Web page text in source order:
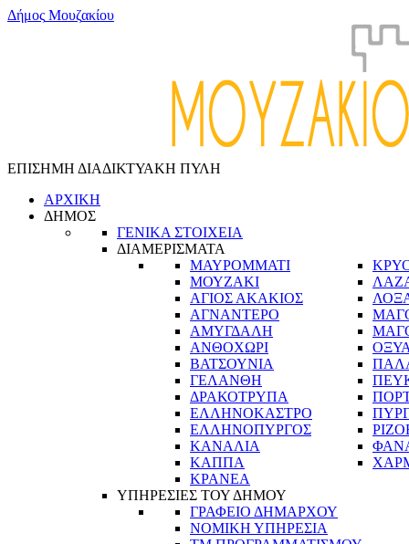
Δήμος Μουζακίου
ΕΠΙΣΗΜΗ ΔΙΑΔΙΚΤΥΑΚΗ ΠΥΛΗ
ΑΡΧΙΚΗ
ΔΗΜΟΣ
ΓΕΝΙΚΑ ΣΤΟΙΧΕΙΑ
ΔΙΑΜΕΡΙΣΜΑΤΑ
ΜΑΥΡΟΜΜΑΤΙ
ΜΟΥΖΑΚΙ
ΑΓΙΟΣ ΑΚΑΚΙΟΣ
ΑΓΝΑΝΤΕΡΟ
ΑΜΥΓΔΑΛΗ
ΑΝΘΟΧΩΡΙ
ΒΑΤΣΟΥΝΙΑ
ΓΕΛΑΝΘΗ
ΔΡΑΚΟΤΡΥΠΑ
ΕΛΛΗΝΟΚΑΣΤΡΟ
ΕΛΛΗΝΟΠΥΡΓΟΣ
ΚΑΝΑΛΙΑ
ΚΑΠΠΑ
ΚΡΑΝΕΑ
ΥΠΗΡΕΣΙΕΣ ΤΟΥ ΔΗΜΟΥ
ΓΡΑΦΕΙΟ ΔΗΜΑΡΧΟΥ
ΝΟΜΙΚΗ ΥΠΗΡΕΣΙΑ